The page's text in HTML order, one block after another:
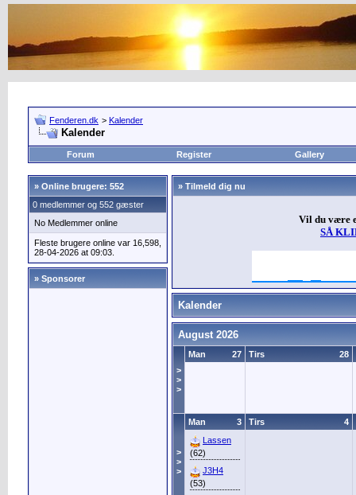
Fenderen.dk > Kalender
Kalender
Forum Register Gallery
» Online brugere: 552
0 medlemmer og 552 gæster
No Medlemmer online
Fleste brugere online var 16,598,
28-04-2026 at 09:03.
» Sponsorer
» Tilmeld dig nu
Vil du være
SÅ
Kalender
August 2026
>
>
>
27
Man 28
Tirs
>
>
>
3
Man
Lassen
(62)
J3H4
(53)
4
Tirs